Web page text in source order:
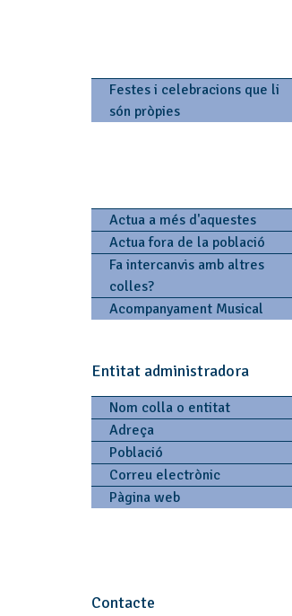
Festes i celebracions que li
són pròpies
Actua a més d'aquestes
Actua fora de la població
Fa intercanvis amb altres
colles?
Acompanyament Musical
Entitat administradora
Nom colla o entitat
Adreça
Població
Correu electrònic
Pàgina web
Contacte